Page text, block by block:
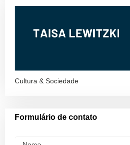
Cultura & Sociedade
Formulário de contato